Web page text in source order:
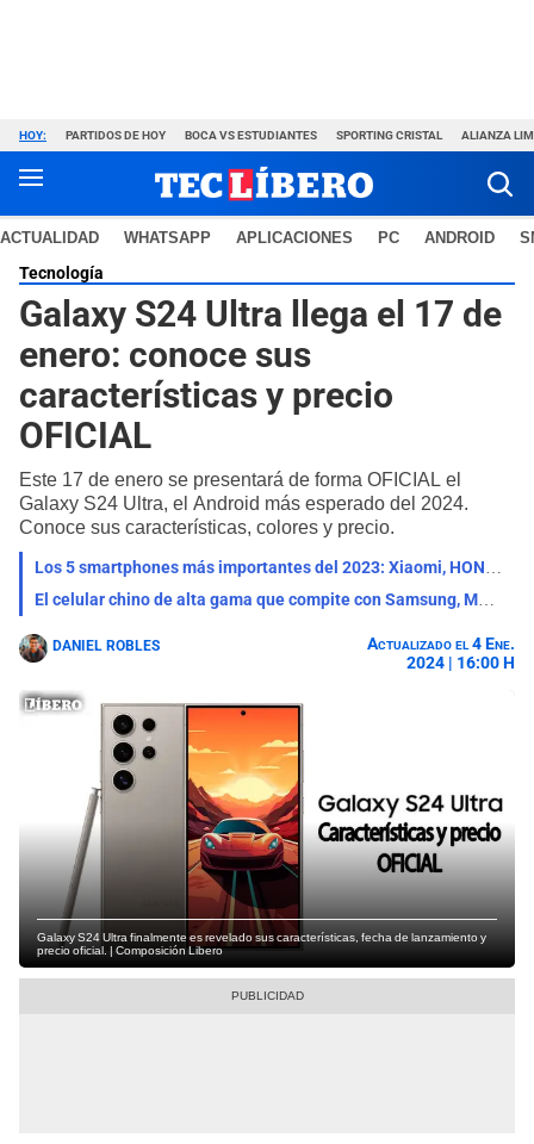
HOY: PARTIDOS DE HOY BOCA VS ESTUDIANTES SPORTING CRISTAL ALIANZA
ACTUALIDAD WHATSAPP APLICACIONES PC ANDROID
Tecnología
Galaxy S24 Ultra llega el 17 de
enero: conoce sus
características y precio
OFICIAL
Este 17 de enero se presentará de forma OFICIAL el
Galaxy S24 Ultra, el Android más esperado del 2024.
Conoce sus características, colores y precio.
Los 5 smartphones más importantes del 2023: Xiaomi, HONOR, Apple, Samsung y Huawei
El celular chino de alta gama que compite con Samsung, Motorola y el iPhone 15
DANIEL ROBLES
Actualizado el 4 Ene.
2024 | 16:00 H
Galaxy S24 Ultra finalmente es revelado sus características, fecha de lanzamiento y
precio oficial. | Composición Libero